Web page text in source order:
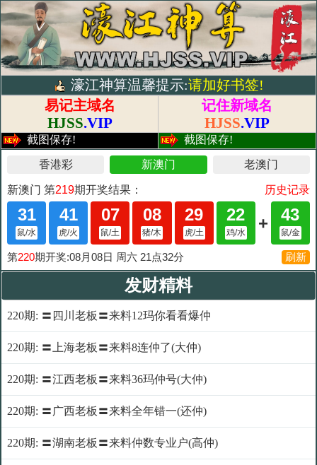
濠江神算温馨提示:请加好书签!
易记主域名
HJSS.VIP
记住新域名
HJSS.VIP
截图保存! 截图保存!
发财精料
220期: 〓四川老板〓来料12玛你看看爆仲
220期: 〓上海老板〓来料8连仲了(大仲)
220期: 〓江西老板〓来料36玛仲号(大仲)
220期: 〓广西老板〓来料全年错一(还仲)
220期: 〓湖南老板〓来料仲数专业户(高仲)